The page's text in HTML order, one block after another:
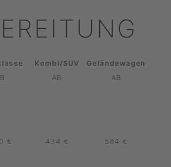
Kombi/SUV
Geländewagen
AB
AB
€ 434 € 584 €